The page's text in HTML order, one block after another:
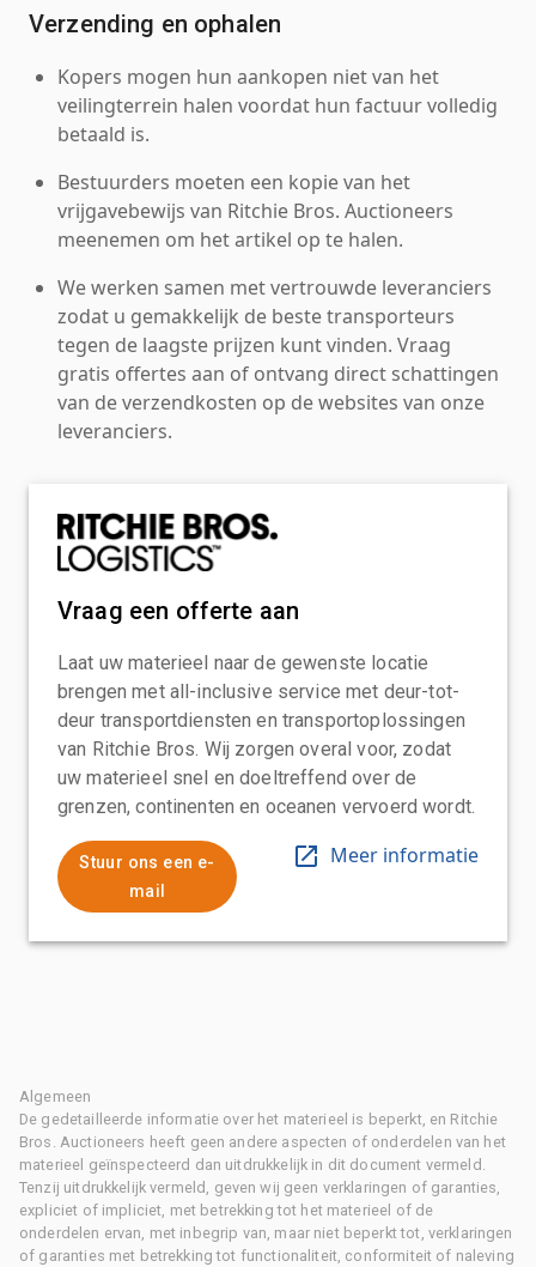
Verzending en ophalen
Kopers mogen hun aankopen niet van het
veilingterrein halen voordat hun factuur volledig
betaald is.
Bestuurders moeten een kopie van het
vrijgavebewijs van Ritchie Bros. Auctioneers
meenemen om het artikel op te halen.
We werken samen met vertrouwde leveranciers
zodat u gemakkelijk de beste transporteurs
tegen de laagste prijzen kunt vinden. Vraag
gratis offertes aan of ontvang direct schattingen
van de verzendkosten op de websites van onze
leveranciers.
Vraag een offerte aan
Laat uw materieel naar de gewenste locatie
brengen met all-inclusive service met deur-tot-
deur transportdiensten en transportoplossingen
van Ritchie Bros. Wij zorgen overal voor, zodat
uw materieel snel en doeltreffend over de
grenzen, continenten en oceanen vervoerd wordt.
Stuur ons een e-
mail
Meer informatie
Algemeen
De gedetailleerde informatie over het materieel is beperkt, en Ritchie
Bros. Auctioneers heeft geen andere aspecten of onderdelen van het
materieel geïnspecteerd dan uitdrukkelijk in dit document vermeld.
Tenzij uitdrukkelijk vermeld, geven wij geen verklaringen of garanties,
expliciet of impliciet, met betrekking tot het materieel of de
onderdelen ervan, met inbegrip van, maar niet beperkt tot, verklaringen
of garanties met betrekking tot functionaliteit, conformiteit of naleving